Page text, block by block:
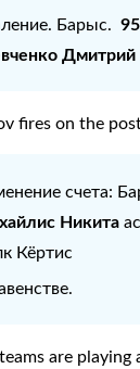
Барыс.
Дмитрий
fires on the
счета:
Никита
Кёртис
are